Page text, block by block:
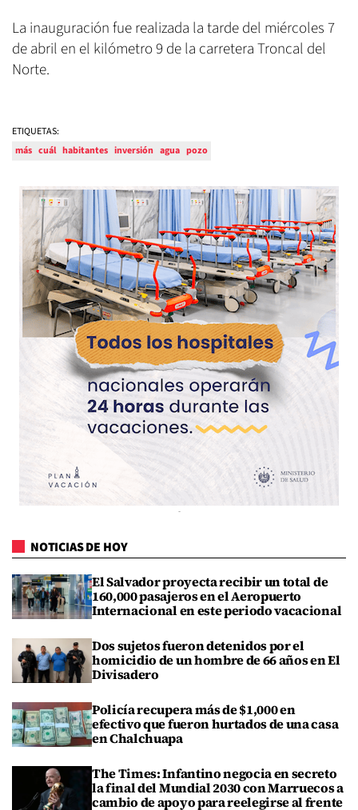
La inauguración fue realizada la tarde del miércoles 7
de abril en el kilómetro 9 de la carretera Troncal del
Norte.
ETIQUETAS:
más cuál habitantes inversión agua pozo
NOTICIAS DE HOY
El Salvador proyecta recibir un total de
160,000 pasajeros en el Aeropuerto
Internacional en este periodo vacacional
Dos sujetos fueron detenidos por el
homicidio de un hombre de 66 años en El
Divisadero
Policía recupera más de $1,000 en
efectivo que fueron hurtados de una casa
en Chalchuapa
The Times: Infantino negocia en secreto
la final del Mundial 2030 con Marruecos a
cambio de apoyo para reelegirse al frente